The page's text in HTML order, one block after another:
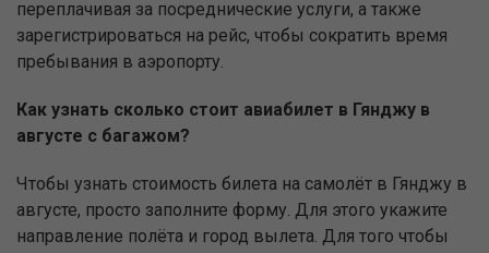
переплачивая за посреднические услуги, а также
зарегистрироваться на рейс, чтобы сократить время
пребывания в аэропорту.
Как узнать сколько стоит авиабилет в Гянджу в
августе с багажом?
Чтобы узнать стоимость билета на самолёт в Гянджу в
августе, просто заполните форму. Для этого укажите
направление полёта и город вылета. Для того чтобы